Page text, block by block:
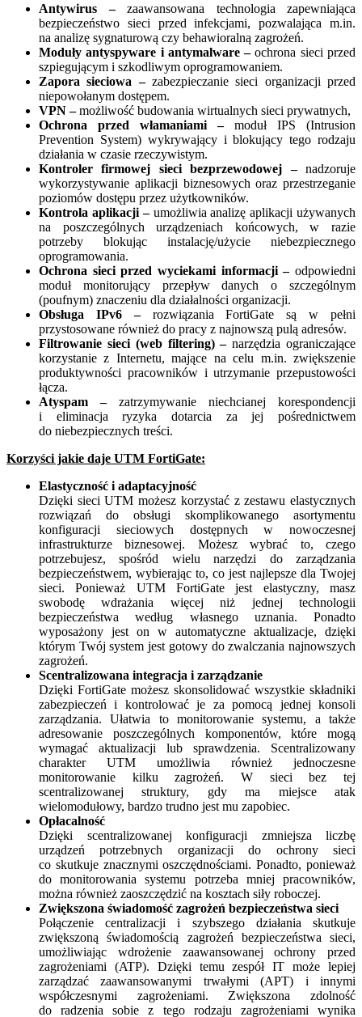
Antywirus –zaawansowana technologia zapewniająca
bezpieczeństwo sieci przed infekcjami, pozwalająca m.in.
na analizę sygnaturową czy behawioralną zagrożeń.
Moduły antyspyware i antymalware –ochrona sieci przed
szpiegującym i szkodliwym oprogramowaniem.
Zapora sieciowa – zabezpieczanie sieci organizacji przed
niepowołanym dostępem.
VPN –możliwość budowania wirtualnych sieci prywatnych,
Ochrona przed włamaniami –moduł IPS (Intrusion
Prevention System) wykrywający i blokujący tego rodzaju
działania w czasie rzeczywistym.
Kontroler firmowej sieci bezprzewodowej –nadzoruje
wykorzystywanie aplikacji biznesowych oraz przestrzeganie
poziomów dostępu przez użytkowników.
Kontrola aplikacji –umożliwia analizę aplikacji używanych
na poszczególnych urządzeniach końcowych, w razie
potrzeby blokując instalację/użycie niebezpiecznego
oprogramowania.
Ochrona sieci przed wyciekami informacji –odpowiedni
moduł monitorujący przepływ danych o szczególnym
(poufnym) znaczeniu dla działalności organizacji.
Obsługa IPv6 – rozwiązania FortiGate są w pełni
przystosowane również do pracy z najnowszą pulą adresów.
Filtrowanie sieci (web filtering) –narzędzia ograniczające
korzystanie z Internetu, mające na celu m.in. zwiększenie
produktywności pracowników i utrzymanie przepustowości
łącza.
Atyspam – zatrzymywanie niechcianej korespondencji
i eliminacja ryzyka dotarcia za jej pośrednictwem
do niebezpiecznych treści.
Korzyści jakie daje UTM FortiGate:
Elastyczność i adaptacyjność
Dzięki sieci UTM możesz korzystać z zestawu elastycznych
rozwiązań do obsługi skomplikowanego asortymentu
konfiguracji sieciowych dostępnych w nowoczesnej
infrastrukturze biznesowej. Możesz wybrać to, czego
potrzebujesz, spośród wielu narzędzi do zarządzania
bezpieczeństwem, wybierając to, co jest najlepsze dla Twojej
sieci. Ponieważ UTM FortiGate jest elastyczny, masz
swobodę wdrażania więcej niż jednej technologii
bezpieczeństwa według własnego uznania. Ponadto
wyposażony jest on w automatyczne aktualizacje, dzięki
którym Twój system jest gotowy do zwalczania najnowszych
zagrożeń.
Scentralizowana integracja i zarządzanie
Dzięki FortiGate możesz skonsolidować wszystkie składniki
zabezpieczeń i kontrolować je za pomocą jednej konsoli
zarządzania. Ułatwia to monitorowanie systemu, a także
adresowanie poszczególnych komponentów, które mogą
wymagać aktualizacji lub sprawdzenia. Scentralizowany
charakter UTM umożliwia również jednoczesne
monitorowanie kilku zagrożeń. W sieci bez tej
scentralizowanej struktury, gdy ma miejsce atak
wielomodułowy, bardzo trudno jest mu zapobiec.
Opłacalność
Dzięki scentralizowanej konfiguracji zmniejsza liczbę
urządzeń potrzebnych organizacji do ochrony sieci
co skutkuje znacznymi oszczędnościami. Ponadto, ponieważ
do monitorowania systemu potrzeba mniej pracowników,
można również zaoszczędzić na kosztach siły roboczej.
Zwiększona świadomość zagrożeń bezpieczeństwa sieci
Połączenie centralizacji i szybszego działania skutkuje
zwiększoną świadomością zagrożeń bezpieczeństwa sieci,
umożliwiając wdrożenie zaawansowanej ochrony przed
zagrożeniami (ATP). Dzięki temu zespół IT może lepiej
zarządzać zaawansowanymi trwałymi (APT) i innymi
współczesnymi zagrożeniami. Zwiększona zdolność
do radzenia sobie z tego rodzaju zagrożeniami wynika